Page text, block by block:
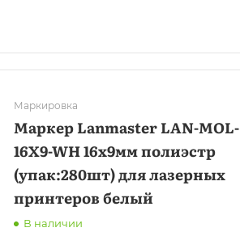
Маркировка
Маркер Lanmaster LAN-MOL-
16X9-WH 16x9мм полиэстр
(упак:280шт) для лазерных
принтеров белый
В наличии